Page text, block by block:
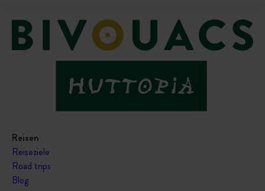
Reisen
Reiseziele
Road trips
Blog